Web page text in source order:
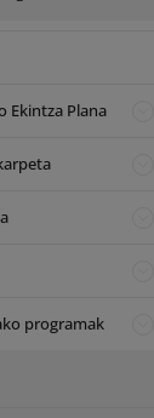
Ekintza Plana
programak